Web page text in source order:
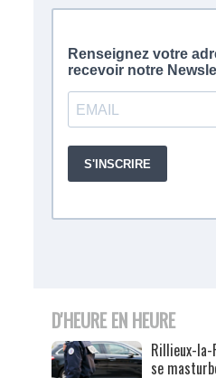
D'HEURE EN HEURE
Rillieux-la-
se